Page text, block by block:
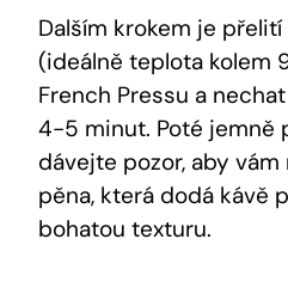
Dalším krokem je
(ideálně teplota kolem
French Pressu a
4-5 minut. Poté jemně
dávejte pozor, aby
pěna, která dodá kávě
bohatou texturu.